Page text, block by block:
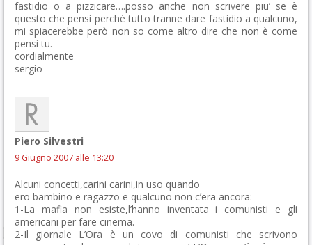
fastidio o a pizzicare….posso anche non scrivere piu’ se è
questo che pensi perchè tutto tranne dare fastidio a qualcuno,
mi spiacerebbe però non so come altro dire che non è come
pensi tu.
cordialmente
sergio
Piero Silvestri
9 Giugno 2007 alle 13:20
Alcuni concetti,carini carini,in uso quando
ero bambino e ragazzo e qualcuno non c’era ancora:
1-La mafia non esiste,l’hanno inventata i comunisti e gli
americani per fare cinema.
2-Il giornale L’Ora è un covo di comunisti che scrivono